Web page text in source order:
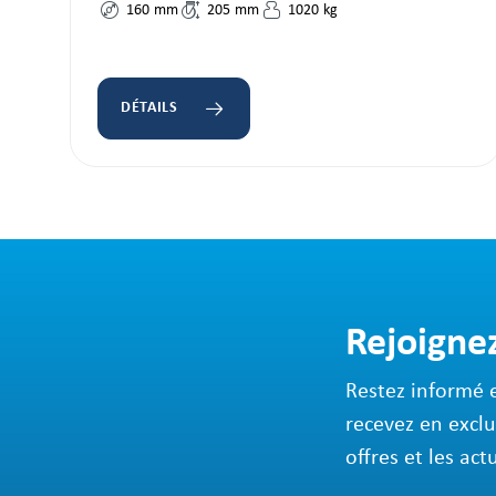
160 mm 205 mm 1020 kg
DÉTAILS
Restez informé
recevez en
offres et les